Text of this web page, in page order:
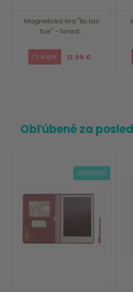
Magnetická hra "tic tac
toe" - forest...
12.99 €
Obľúbené za
skladom